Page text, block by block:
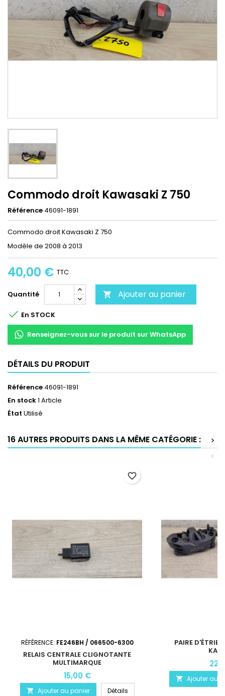
Commodo droit Kawasaki Z 750
Référence 46091-1891
Commodo droit Kawasaki Z 750
Modèle de 2008 à 2013
40,00 € TTC
Quantité  Ajouter au panier
 En STOCK
Renseignez-vous sur le produit sur WhatsApp
DÉTAILS DU PRODUIT
Référence 46091-1891
En stock1 Article
État Utilisé
16 AUTRES PRODUITS DANS LA MÊME CATÉGORIE :
>
<
RÉFÉRENCE: FE246BH / 066500-6300
RELAIS CENTRALE CLIGNOTANTE
MULTIMARQUE
15,00 €
 Ajouter au panier Détails
favorite_border
PAIRE
 Ajouter au